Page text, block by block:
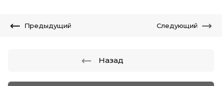
Предыдущий Следующий
Назад